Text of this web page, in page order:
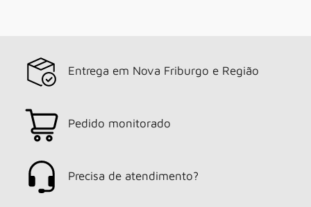
Entrega em Nova Friburgo e Região
Pedido monitorado
Precisa de atendimento?